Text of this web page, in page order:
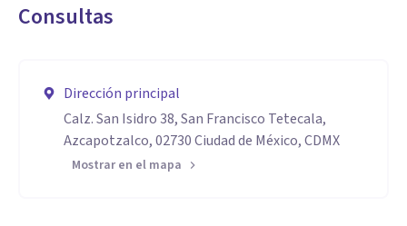
Consultas
Dirección principal
Calz. San Isidro 38, San Francisco Tetecala,
Azcapotzalco, 02730 Ciudad de México, CDMX
Mostrar en el mapa